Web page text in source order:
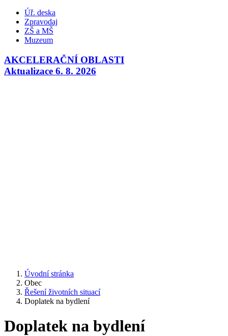
Úř. deska
Zpravodaj
ZŠ a MŠ
Muzeum
AKCELERAČNÍ OBLASTI
Aktualizace 6. 8. 2026
Úvodní stránka
Obec
Řešení životních situací
Doplatek na bydlení
Doplatek na bydlení